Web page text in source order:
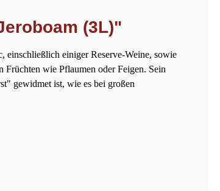
(3L)"
einschließlich einiger Reserve-Weine, sowie
Früchten wie Pflaumen oder Feigen. Sein
gewidmet ist, wie es bei großen